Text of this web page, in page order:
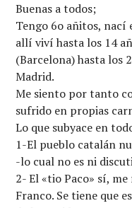
Buenas a todos;
Tengo 6o añitos, nací
allí viví hasta los 14
(Barcelona) hasta los
Madrid.
Me siento por tanto
sufrido en propias
Lo que subyace en
1-El pueblo catalán
-lo cual no es ni
2- El «tio Paco» sí,
Franco. Se tiene que